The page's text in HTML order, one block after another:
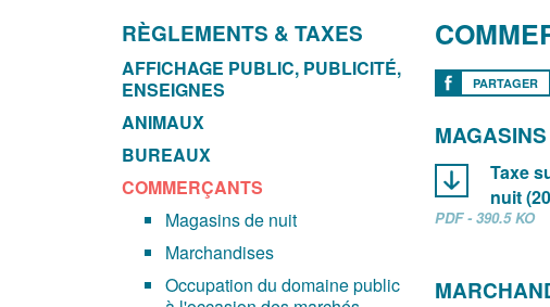
RÈGLEMENTS & TAXES
AFFICHAGE PUBLIC, PUBLICITÉ,
ENSEIGNES
ANIMAUX
BUREAUX
COMMERÇANTS
Magasins de nuit
Marchandises
Occupation du domaine public
PARTAGER
Taxe
nuit
PDF - 390.5 KO